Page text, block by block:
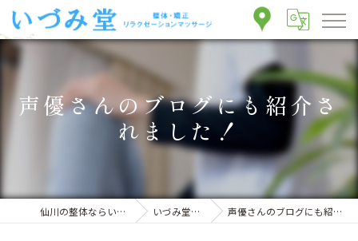
声優さんのブログにも紹介さ
れました！
仙川の整体ならいづみ堂整体院 いづみ堂のブログ 声優さんのブログにも紹介されました！